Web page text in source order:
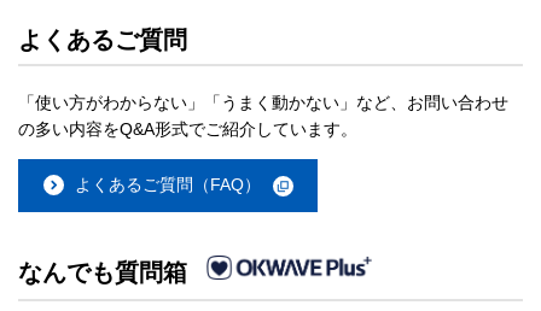
よくあるご質問
「使い方がわからない」「うまく動かない」など、お問い合わせ
の多い内容をQ&A形式でご紹介しています。
よくあるご質問（FAQ）
なんでも質問箱